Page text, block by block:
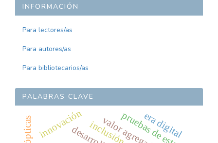
INFORMACIÓN
Para lectores/as
Para autores/as
Para bibliotecarios/as
PALABRAS CLAVE
valor agregado
pruebas de estado
innovacióninclusión era digital